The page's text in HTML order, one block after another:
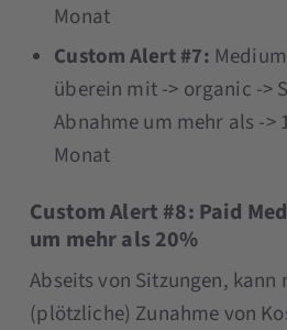
Monat
Custom Alert #7:
überein mit -> organic ->
Abnahme um mehr als ->
Monat
Custom Alert #8: Paid
um mehr als 20%
Abseits von Sitzungen,
(plötzliche) Zunahme von